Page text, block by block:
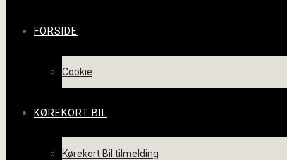
FORSIDE
Cookie
KØREKORT BIL
Kørekort Bil tilmelding